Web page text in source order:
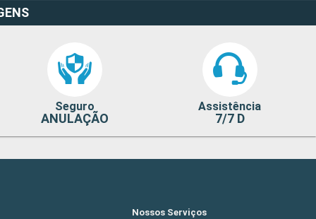
Seguro
ANULAÇÃO
Assistência
7/7 D
Nossos Serviços